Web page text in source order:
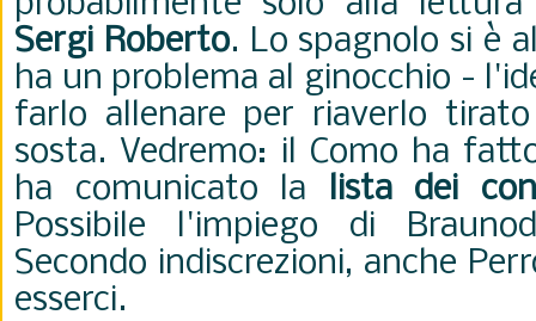
Sergi Roberto. Lo spagnolo si è
ha un problema al ginocchio -
farlo allenare per riaverlo
sosta. Vedremo: il Como ha
ha comunicato la lista dei
Possibile l'impiego di
Secondo indiscrezioni, anche
esserci.